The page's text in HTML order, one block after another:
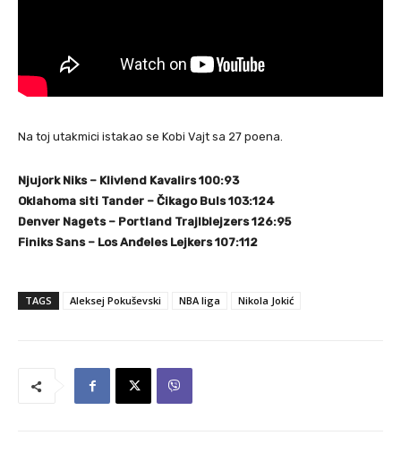
Na toj utakmici istakao se Kobi Vajt sa 27 poena.
Njujork Niks – Klivlend Kavalirs 100:93
Oklahoma siti Tander – Čikago Buls 103:124
Denver Nagets – Portland Trajlblejzers 126:95
Finiks Sans – Los Anđeles Lejkers 107:112
TAGS Aleksej Pokuševski NBA liga Nikola Jokić